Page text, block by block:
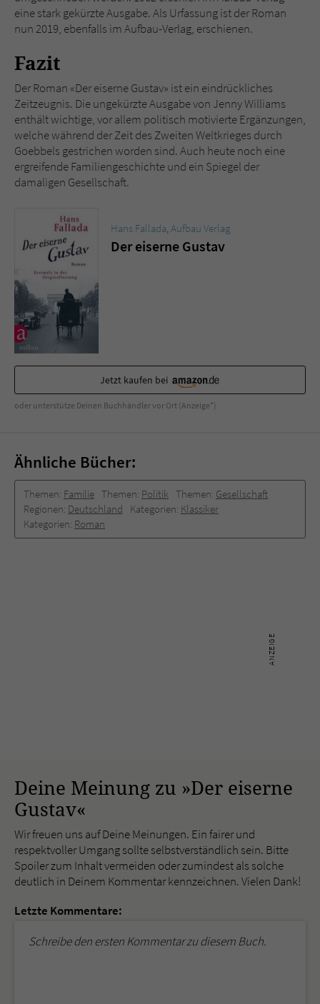
eine stark gekürzte Ausgabe. Als Urfassung ist der Roman
nun 2019, ebenfalls im Aufbau-Verlag, erschienen.
Fazit
Der Roman «Der eiserne Gustav» ist ein eindrückliches
Zeitzeugnis. Die ungekürzte Ausgabe von Jenny Williams
enthält wichtige, vor allem politisch motivierte Ergänzungen,
welche während der Zeit des Zweiten Weltkrieges durch
Goebbels gestrichen worden sind. Auch heute noch eine
ergreifende Familiengeschichte und ein Spiegel der
damaligen Gesellschaft.
Hans Fallada,Aufbau Verlag
Der eiserne Gustav
Jetzt kaufen bei
oder unterstütze Deinen Buchhändler vor Ort (Anzeige*)
Ähnliche Bücher:
Themen: Familie Themen: Politik Themen: Gesellschaft
Regionen: Deutschland Kategorien: Klassiker
Kategorien: Roman
Deine Meinung zu »Der eiserne
Gustav«
Wir freuen uns auf Deine Meinungen. Ein fairer und
respektvoller Umgang sollte selbstverständlich sein. Bitte
Spoiler zum Inhalt vermeiden oder zumindest als solche
deutlich in Deinem Kommentar kennzeichnen. Vielen Dank!
Letzte Kommentare:
Schreibe den ersten Kommentar zu diesem Buch.